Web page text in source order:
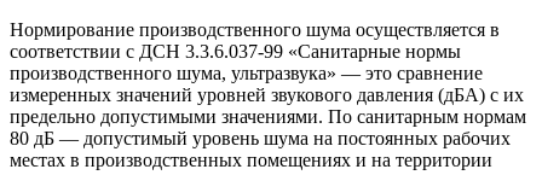
Нормирование производственного шума осуществляется в
соответствии с ДСН 3.3.6.037-99 «Санитарные нормы
производственного шума, ультразвука» — это сравнение
измеренных значений уровней звукового давления (дБА) с их
предельно допустимыми значениями. По санитарным нормам
80 дБ — допустимый уровень шума на постоянных рабочих
местах в производственных помещениях и на территории